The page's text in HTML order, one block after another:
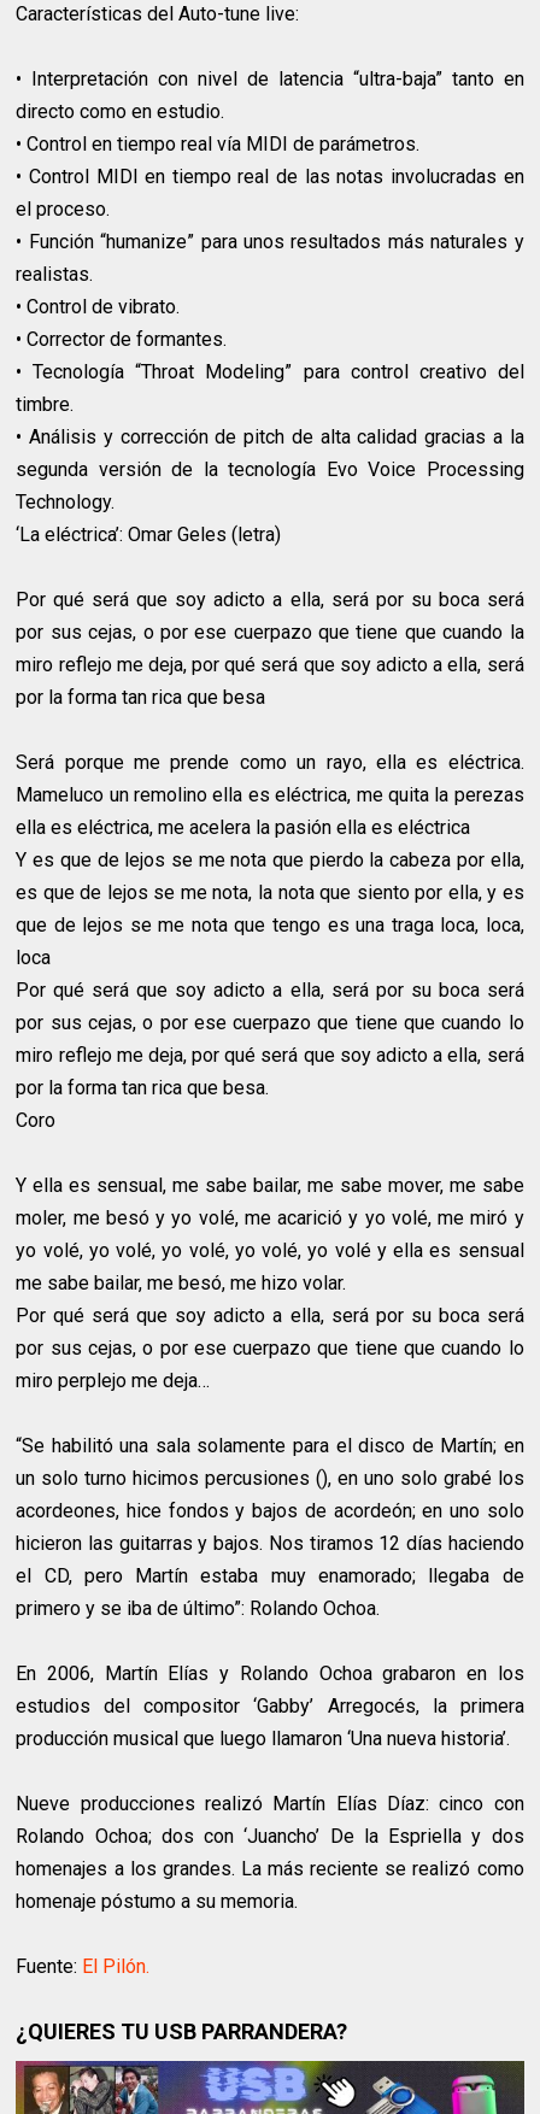
Características del Auto-tune live:
• Interpretación con nivel de latencia “ultra-baja” tanto en
directo como en estudio.
• Control en tiempo real vía MIDI de parámetros.
• Control MIDI en tiempo real de las notas involucradas en
el proceso.
• Función “humanize” para unos resultados más naturales y
realistas.
• Control de vibrato.
• Corrector de formantes.
• Tecnología “Throat Modeling” para control creativo del
timbre.
• Análisis y corrección de pitch de alta calidad gracias a la
segunda versión de la tecnología Evo Voice Processing
Technology.
‘La eléctrica’: Omar Geles (letra)
Por qué será que soy adicto a ella, será por su boca será
por sus cejas, o por ese cuerpazo que tiene que cuando la
miro reflejo me deja, por qué será que soy adicto a ella, será
por la forma tan rica que besa
Será porque me prende como un rayo, ella es eléctrica.
Mameluco un remolino ella es eléctrica, me quita la perezas
ella es eléctrica, me acelera la pasión ella es eléctrica
Y es que de lejos se me nota que pierdo la cabeza por ella,
es que de lejos se me nota, la nota que siento por ella, y es
que de lejos se me nota que tengo es una traga loca, loca,
loca
Por qué será que soy adicto a ella, será por su boca será
por sus cejas, o por ese cuerpazo que tiene que cuando lo
miro reflejo me deja, por qué será que soy adicto a ella, será
por la forma tan rica que besa.
Coro
Y ella es sensual, me sabe bailar, me sabe mover, me sabe
moler, me besó y yo volé, me acarició y yo volé, me miró y
yo volé, yo volé, yo volé, yo volé, yo volé y ella es sensual
me sabe bailar, me besó, me hizo volar.
Por qué será que soy adicto a ella, será por su boca será
por sus cejas, o por ese cuerpazo que tiene que cuando lo
miro perplejo me deja…
“Se habilitó una sala solamente para el disco de Martín; en
un solo turno hicimos percusiones (), en uno solo grabé los
acordeones, hice fondos y bajos de acordeón; en uno solo
hicieron las guitarras y bajos. Nos tiramos 12 días haciendo
el CD, pero Martín estaba muy enamorado; llegaba de
primero y se iba de último”: Rolando Ochoa.
En 2006, Martín Elías y Rolando Ochoa grabaron en los
estudios del compositor ‘Gabby’ Arregocés, la primera
producción musical que luego llamaron ‘Una nueva historia’.
Nueve producciones realizó Martín Elías Díaz: cinco con
Rolando Ochoa; dos con ‘Juancho’ De la Espriella y dos
homenajes a los grandes. La más reciente se realizó como
homenaje póstumo a su memoria.
Fuente: El Pilón.
¿QUIERES TU USB PARRANDERA?